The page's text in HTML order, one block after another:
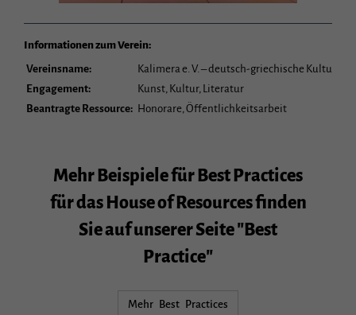
Informationen zum Verein:
Vereinsname:
Kalimera e. V. – deutsch-griechische
Engagement:
Kunst, Kultur, Literatur
Beantragte Ressource: Honorare, Öffentlichkeitsarbeit
Mehr Beispiele für Best Practices
für das House of Resources finden
Sie auf unserer Seite "Best
Practice"
Mehr Best Practices